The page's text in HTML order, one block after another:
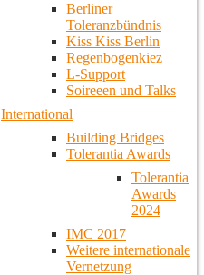
Berliner
Toleranzbündnis
Kiss Kiss Berlin
Regenbogenkiez
L-Support
Soireeen und Talks
International
Building Bridges
Tolerantia Awards
Tolerantia
Awards
2024
IMC 2017
Weitere internationale
Vernetzung